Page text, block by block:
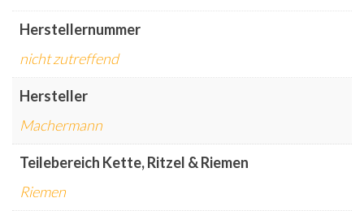
Herstellernummer
nicht zutreffend
Hersteller
Machermann
Teilebereich Kette, Ritzel & Riemen
Riemen